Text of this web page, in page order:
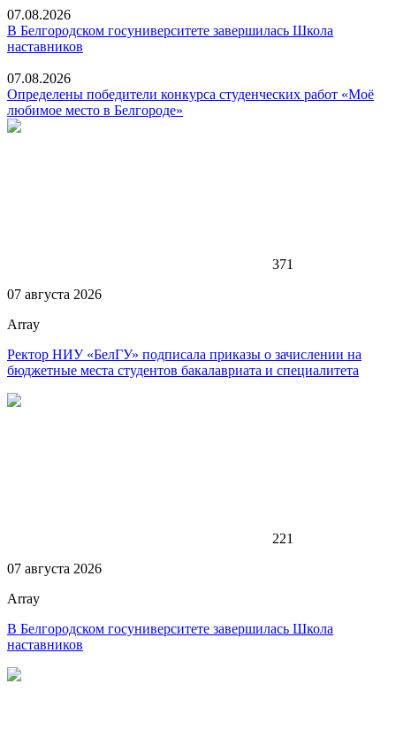
07.08.2026
В Белгородском госуниверситете завершилась Школа
наставников
07.08.2026
Определены победители конкурса студенческих работ «Моё
любимое место в Белгороде»
371
07 августа 2026
Array
Ректор НИУ «БелГУ» подписала приказы о зачислении на
бюджетные места студентов бакалавриата и специалитета
221
07 августа 2026
Array
В Белгородском госуниверситете завершилась Школа
наставников